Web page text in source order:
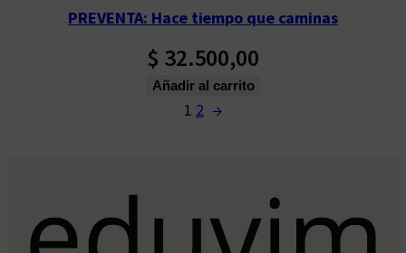
PREVENTA: Hace tiempo que caminas
$ 32.500,00
Añadir al carrito
1 2 →